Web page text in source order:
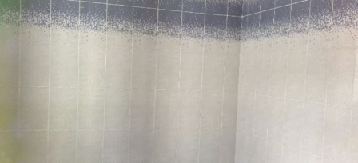
Перейти к основному содержанию